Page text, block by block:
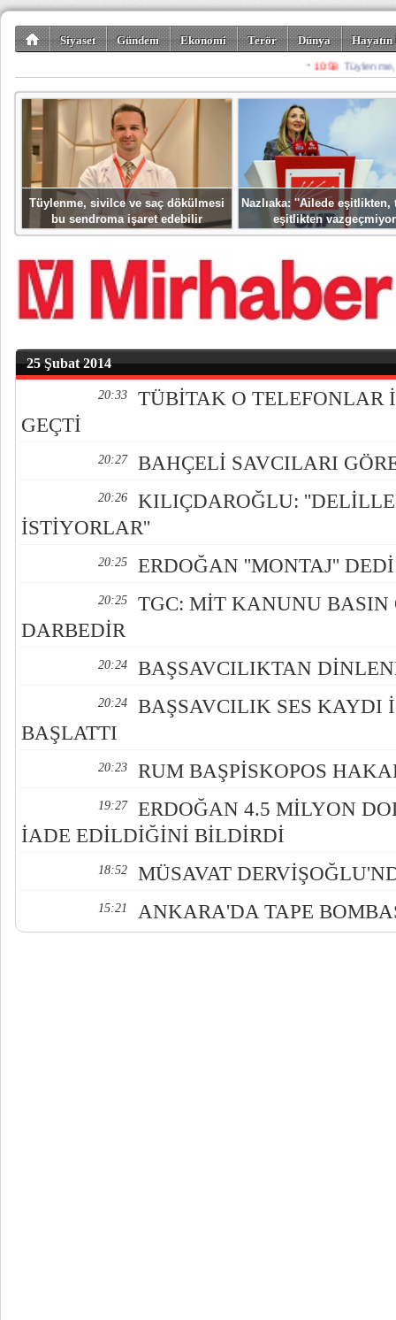
Siyaset Gündem Ekonomi Terör Dünya
Spor Misafir
Tüylenme, sivilce ve saç dökülmesi
bu sendroma işaret edebilir
Nazlıaka: ''Ailede eşitlikten,
eşitlikten
25 Şubat 2014
20:33
TÜBİTAK O TELEFONLAR
GEÇTİ
20:27 BAHÇELİ SAVCILARI
20:26
KILIÇDAROĞLU:
İSTİYORLAR''
20:25 ERDOĞAN ''MONTAJ'' DEDİ
20:25
TGC: MİT KANUNU BASIN
DARBEDİR
20:24 BAŞSAVCILIKTAN
20:24
BAŞSAVCILIK SES KAYDI
BAŞLATTI
20:23 RUM BAŞPİSKOPOS
19:27
ERDOĞAN 4.5 MİLYON
İADE EDİLDİĞİNİ BİLDİRDİ
18:52 MÜSAVAT
15:21 ANKARA'DA TAPE